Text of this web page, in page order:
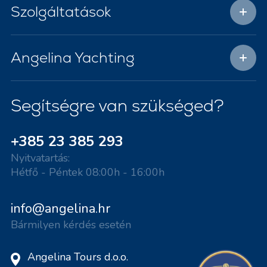
Szolgáltatások
Angelina Yachting
Segítségre van szükséged?
+385 23 385 293
Nyitvatartás:
Hétfő - Péntek 08:00h - 16:00h
info@angelina.hr
Bármilyen kérdés esetén
Angelina Tours d.o.o.